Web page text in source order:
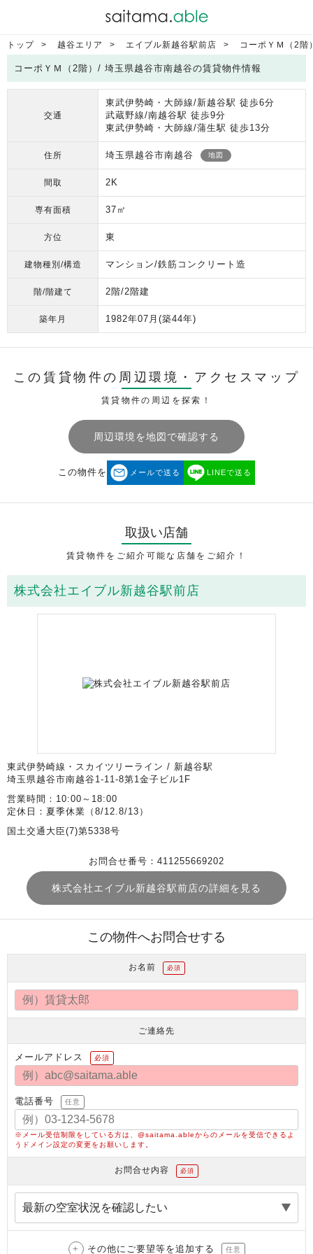
トップ 越谷エリア エイブル新越谷駅前店 コーポＹＭ（2階
コーポＹＭ（2階）/ 埼玉県越谷市南越谷の賃貸物件情報
交通
東武伊勢崎・大師線/新越谷駅 徒歩6分
武蔵野線/南越谷駅 徒歩9分
東武伊勢崎・大師線/蒲生駅 徒歩13分
住所 埼玉県越谷市南越谷 地図
間取 2K
専有面積 37㎡
方位 東
建物種別/構造 マンション/鉄筋コンクリート造
階/階建て 2階/2階建
築年月 1982年07月 (築44年)
この賃貸物件の周辺環境・ アクセスマップ
賃貸物件の周辺を探索！
周辺環境を地図で確認する
この物件を メールで送る LINEで送る
取扱い店舗
賃貸物件をご紹介可能な店舗をご紹介！
株式会社エイブル新越谷駅前店
東武伊勢崎線・スカイツリーライン / 新越谷駅
埼玉県越谷市南越谷1-11-8第1金子ビル1F
営業時間：10:00～18:00
定休日：夏季休業（8/12.8/13）
国土交通大臣(7)第5338号
お問合せ番号：411255669202
株式会社エイブル新越谷駅前店の詳細を見る
この物件へお問合せする
お名前 必須
ご連絡先
メールアドレス 必須
電話番号 任意
※メール受信制限をしている方は、@saitama.ableからのメールを受信できるよ
うドメイン設定の変更をお願いします。
お問合せ内容 必須
その他にご要望等を追加する 任意